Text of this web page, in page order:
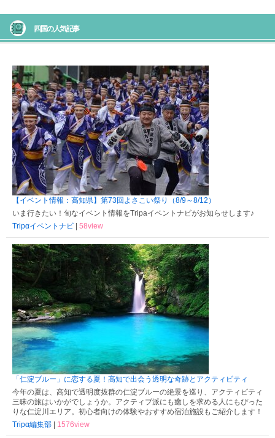
四国の人気記事
【イベント情報：高知県】第73回よさこい祭り（8/9～8/12）
いま行きたい！旬なイベント情報をTripaイベントナビがお知らせします♪
Tripαイベントナビ
58view
「仁淀ブルー」に恋する夏！高知で出会う透明な奇跡とアクティビティ
今年の夏は、高知で透明度抜群の仁淀ブルーの絶景を巡り、アクティビティ
三昧の旅はいかがでしょうか。アクティブ派にも癒しを求める人にもぴった
りな仁淀川エリア。初心者向けの体験やおすすめ宿泊施設もご紹介します！
Tripα編集部
1576view